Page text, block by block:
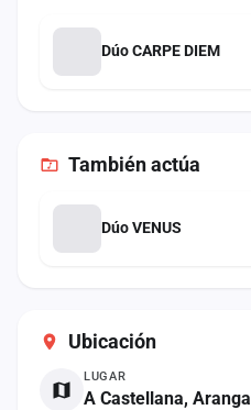
Ubicación
LUGAR
A Castellana, Aranga
Dúo CARPE DIEM
Tambiénactúa
Dúo VENUS